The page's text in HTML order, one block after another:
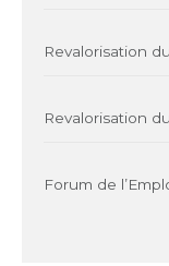
Revalorisation
Revalorisation
Forum de